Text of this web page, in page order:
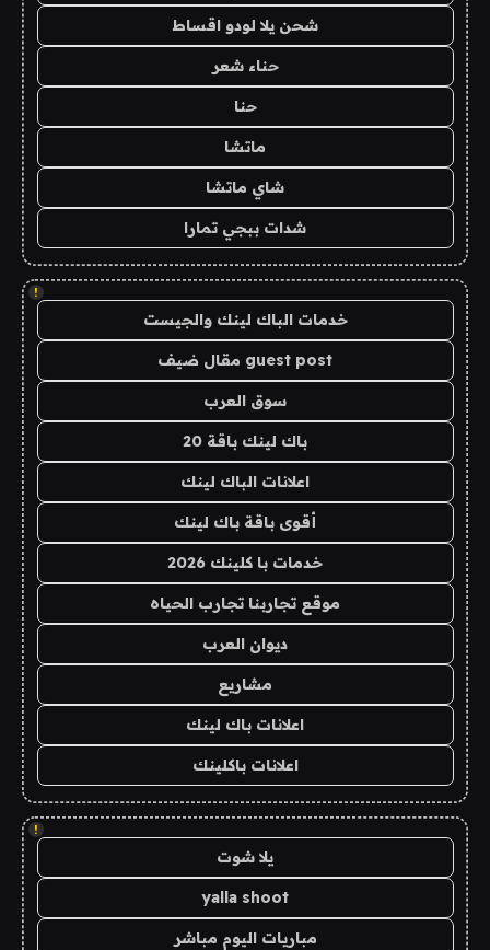
شحن يلا لودو اقساط
حناء شعر
حنا
ماتشا
شاي ماتشا
شدات ببجي تمارا
!
خدمات الباك لينك والجيست
guest post مقال ضيف
سوق العرب
باك لينك باقة 20
اعلانات الباك لينك
أقوى باقة باك لينك
خدمات با كلينك 2026
موقع تجاربنا تجارب الحياه
ديوان العرب
مشاريع
اعلانات باك لينك
اعلانات باكلينك
!
يلا شوت
yalla shoot
مباريات اليوم مباشر